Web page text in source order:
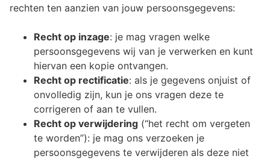
rechten ten aanzien van jouw persoonsgegevens:
Recht op inzage: je mag vragen welke
persoonsgegevens wij van je verwerken en kunt
hiervan een kopie ontvangen.
Recht op rectificatie: als je gegevens onjuist of
onvolledig zijn, kun je ons vragen deze te
corrigeren of aan te vullen.
Recht op verwijdering (“het recht om vergeten
te worden”): je mag ons verzoeken je
persoonsgegevens te verwijderen als deze niet